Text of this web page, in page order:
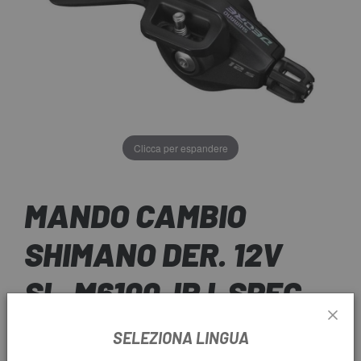
Clicca per espandere
MANDO CAMBIO
SHIMANO DER. 12V
SL-M6100-IR I-SPEC
SELEZIONA LINGUA